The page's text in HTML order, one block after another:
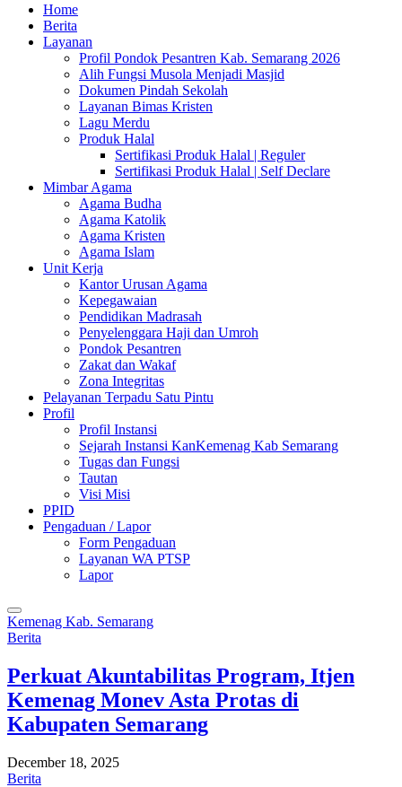
Home
Berita
Layanan
Profil Pondok Pesantren Kab. Semarang 2026
Alih Fungsi Musola Menjadi Masjid
Dokumen Pindah Sekolah
Layanan Bimas Kristen
Lagu Merdu
Produk Halal
Sertifikasi Produk Halal | Reguler
Sertifikasi Produk Halal | Self Declare
Mimbar Agama
Agama Budha
Agama Katolik
Agama Kristen
Agama Islam
Unit Kerja
Kantor Urusan Agama
Kepegawaian
Pendidikan Madrasah
Penyelenggara Haji dan Umroh
Pondok Pesantren
Zakat dan Wakaf
Zona Integritas
Pelayanan Terpadu Satu Pintu
Profil
Profil Instansi
Sejarah Instansi KanKemenag Kab Semarang
Tugas dan Fungsi
Tautan
Visi Misi
PPID
Pengaduan / Lapor
Form Pengaduan
Layanan WA PTSP
Lapor
Kemenag Kab. Semarang
Berita
Perkuat Akuntabilitas Program, Itjen
Kemenag Monev Asta Protas di
Kabupaten Semarang
December 18, 2025
Berita